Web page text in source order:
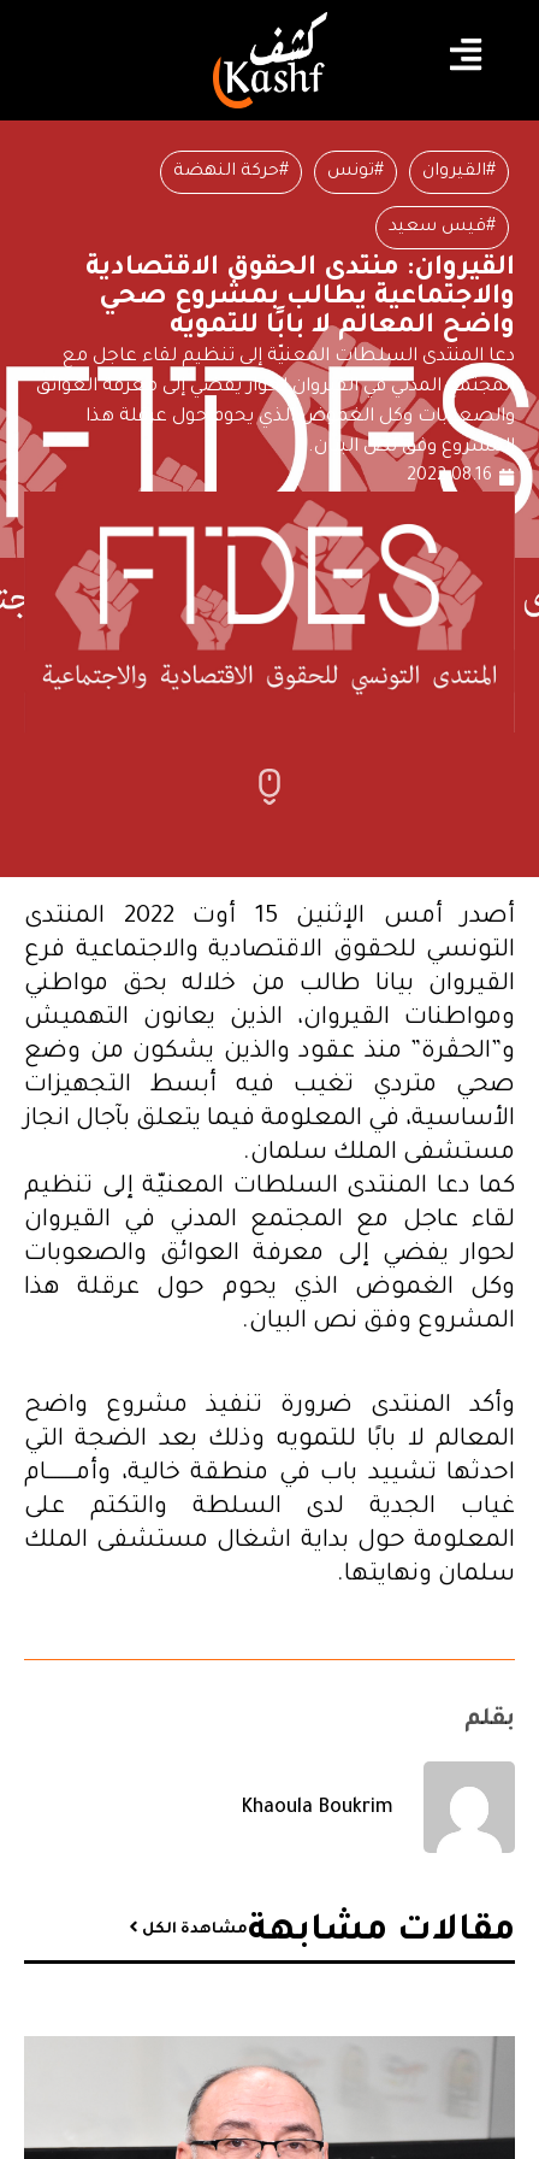
#القيروان #تونس #حركة النهضة
#قيس سعيد
القيروان: منتدى الحقوق الاقتصادية
والاجتماعية يطالب بمشروع صحي
واضح المعالم لا بابًا للتمويه
دعا المنتدى السلطات المعنيّة إلى تنظيم لقاء عاجل مع
المجتمع المدني في القيروان لحوار يفضي إلى معرفة العوائق
والصعوبات وكل الغموض الذي يحوم حول عرقلة هذا
المشروع وفق نص البيان.
2022.08.16
أصدر أمس الإثنين 15 أوت 2022 المنتدى
التونسي للحقوق الاقتصادية والاجتماعية فرع
القيروان بيانا طالب من خلاله بحق مواطني
ومواطنات القيروان، الذين يعانون التهميش
و”الحڤرة” منذ عقود والذين يشكون من وضع
صحي متردي تغيب فيه أبسط التجهيزات
الأساسية، في المعلومة فيما يتعلق بآجال انجاز
مستشفى الملك سلمان.
كما دعا المنتدى السلطات المعنيّة إلى تنظيم
لقاء عاجل مع المجتمع المدني في القيروان
لحوار يفضي إلى معرفة العوائق والصعوبات
وكل الغموض الذي يحوم حول عرقلة هذا
المشروع وفق نص البيان.
وأكد المنتدى ضرورة تنفيذ مشروع واضح
المعالم لا بابًا للتمويه وذلك بعد الضجة التي
احدثها تشييد باب في منطقة خالية، وأمــــــــام
غياب الجدية لدى السلطة والتكتم على
المعلومة حول بداية اشغال مستشفى الملك
سلمان ونهايتها.
بقلم
Khaoula Boukrim
مقالات مشابهة​مشاهدة الكل